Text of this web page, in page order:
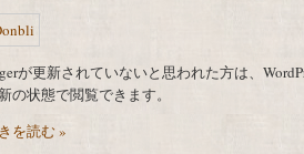
が更新されていないと思われた方は、
の状態で閲覧できます。
を読む »